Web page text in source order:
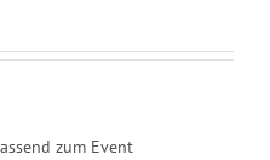
zum Event